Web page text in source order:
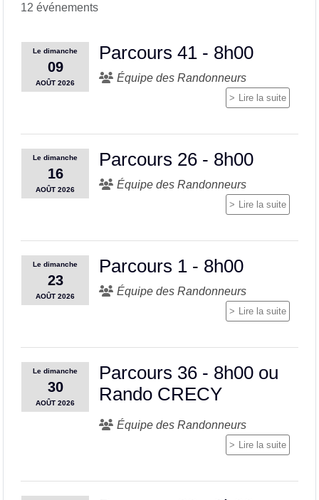
12 événements
Ledimanche
09
AOÛT 2026
Parcours 41 - 8h00
Équipe des Randonneurs
Lire la suite
Ledimanche
16
AOÛT 2026
Parcours 26 - 8h00
Équipe des Randonneurs
Lire la suite
Ledimanche
23
AOÛT 2026
Parcours 1 - 8h00
Équipe des Randonneurs
Lire la suite
Ledimanche
30
AOÛT 2026
Parcours 36 - 8h00 ou
Rando CRECY
Équipe des Randonneurs
Lire la suite